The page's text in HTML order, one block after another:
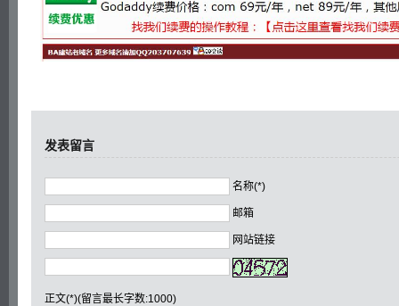
发表留言
名称(*)
邮箱
网站链接
正文(*)(留言最长字数:1000)